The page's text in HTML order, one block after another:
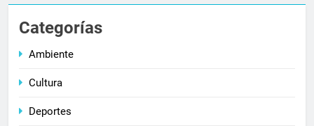
Categorías
Ambiente
Cultura
Deportes